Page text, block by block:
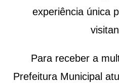
experiência única
Para receber a
Prefeitura Municipal